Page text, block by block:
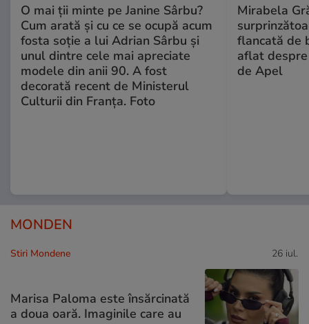
O mai ții minte pe Janine Sârbu?
Cum arată și cu ce se ocupă acum
fosta soție a lui Adrian Sârbu și
unul dintre cele mai apreciate
modele din anii 90. A fost
decorată recent de Ministerul
Culturii din Franța. Foto
Mirabela
flancată de
aflat
de Apel
MONDEN
Stiri Mondene 26 iul.
Marisa Paloma este însărcinată
a doua oară. Imaginile care au